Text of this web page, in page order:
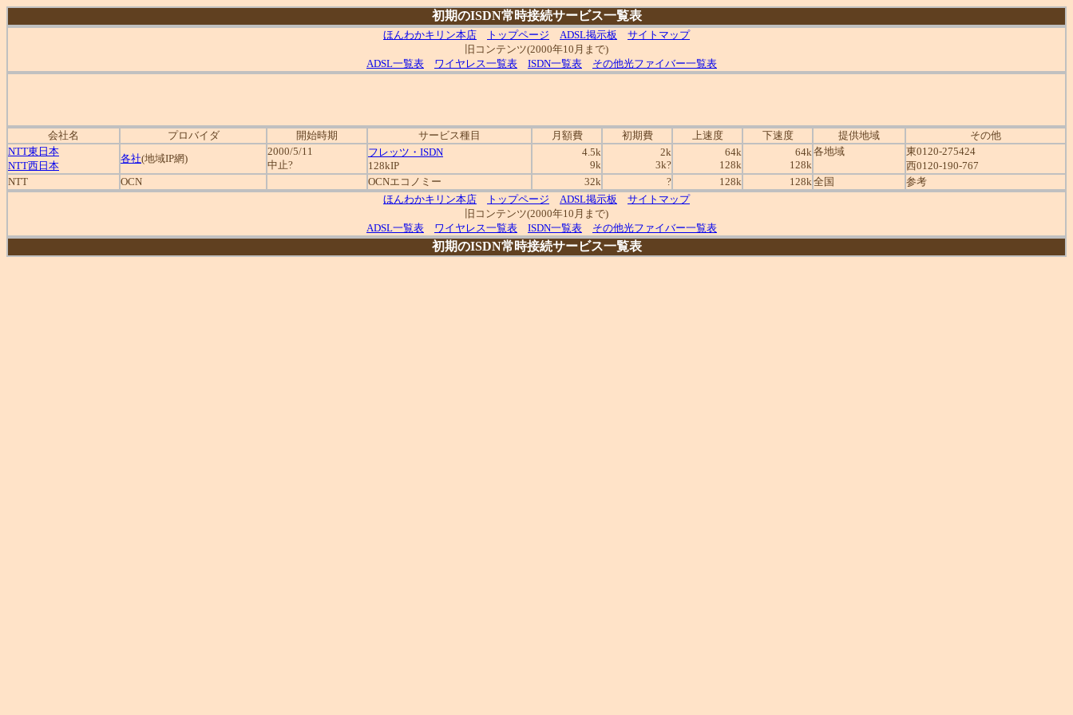
初期のISDN常時接続サービス一覧表
ほんわかキリン本店 トップページ ADSL掲示板
サイトマップ
旧コンテンツ(2000年10月まで)
ADSL一覧表
ワイヤレス一覧表 ISDN一覧表 その他光ファイバー一覧表
会社名 プロバイダ 開始時期 サービス種目 月額費 初期費 上速度 下速度 提供地域
その他
NTT東日本
NTT西日本
各社(地域IP網)
2000/5/11
中止?
フレッツ・ISDN
128kIP
4.5k
9k
2k
3k?
64k
128k
64k
128k
各地域
東0120-275424
西0120-190-767
NTT
OCN OCNエコノミー 32k ? 128k 128k全国
参考
ほんわかキリン本店
トップページ ADSL掲示板
サイトマップ
旧コンテンツ(2000年10月まで)
ADSL一覧表
ワイヤレス一覧表 ISDN一覧表 その他光ファイバー一覧表
初期のISDN常時接続サービス一覧表